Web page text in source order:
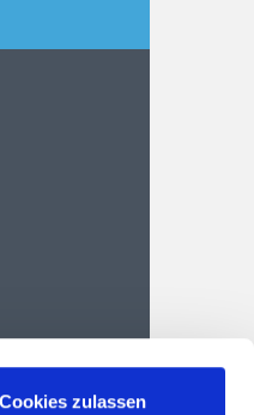
zulassen